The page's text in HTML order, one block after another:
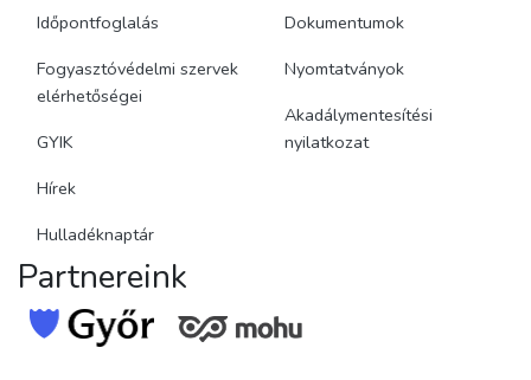
Időpontfoglalás
Fogyasztóvédelmi szervek
elérhetőségei
GYIK
Hírek
Hulladéknaptár
Dokumentumok
Nyomtatványok
Akadálymentesítési
nyilatkozat
Partnereink